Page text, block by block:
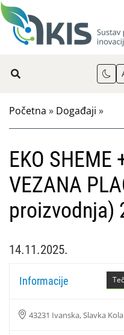
Početna » Događaji »
EKO SHEME
VEZANA
proizvodnja)
14.11.2025.
Informacije
43231 Ivanska, Slavka